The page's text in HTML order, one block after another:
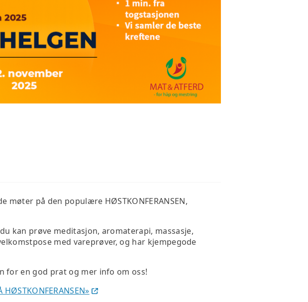
WEBINAROPPTAK
på den populære HØSTKONFERANSEN,
kan prøve meditasjon, aromaterapi, massasje,
med vareprøver, og har kjempegode
for en god prat og mer info om oss!
HØSTKONFERANSEN»